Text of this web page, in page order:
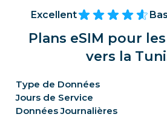
Excellent
Plans eSIM pour
vers la
Type de Données
Jours de Service
Données Journalières